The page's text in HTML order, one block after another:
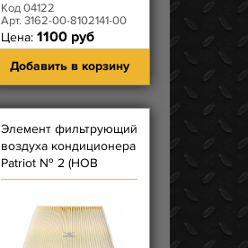
Код 04122
Арт. 3162-00-8102141-00
Цена: 1100 руб
Добавить в корзину
Элемент фильтрующий
воздуха кондиционера
Patriot № 2 (НОВ
панель)